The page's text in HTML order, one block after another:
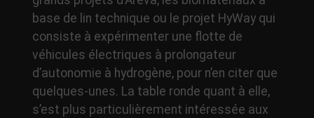
base de lin technique ou le projet HyWay qui
consiste à expérimenter une flotte de
véhicules électriques à prolongateur
d’autonomie à hydrogène, pour n’en citer que
quelques-unes. La table ronde quant à elle,
s’est plus particulièrement intéressée aux